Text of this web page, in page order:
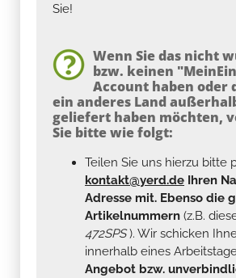
Sie!
Wenn Sie das nicht
bzw. keinen
Account haben oder
ein anderes Land
geliefert haben möchten,
Sie bitte wie folgt:
Teilen Sie uns hierzu bitte
kontakt@yerd.de Ihren
Adresse mit. Ebenso die
Artikelnummern (z.B.
472SPS). Wir schicken
innerhalb eines
Angebot bzw.